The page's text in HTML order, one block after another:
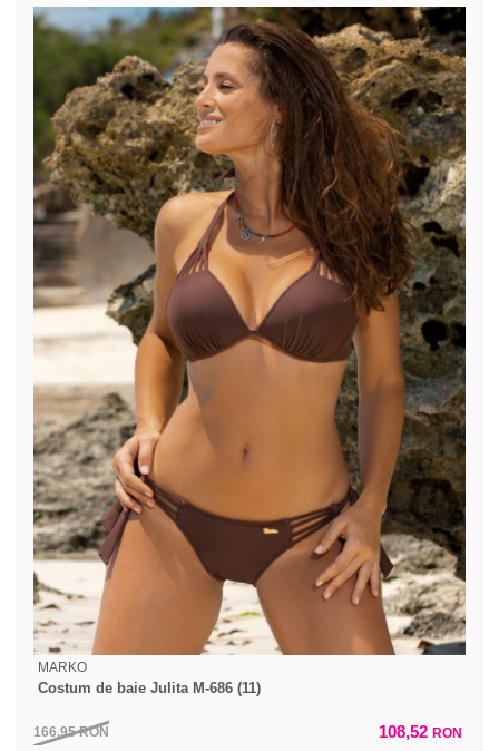
MARKO
Costum de baie Julita M-686 (11)
166,95RON 108,52 RON